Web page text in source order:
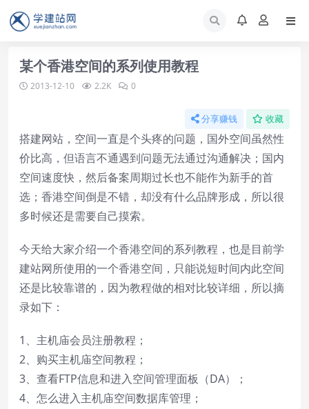
某个香港空间的系列使用教程
2013-12-10 2.2K 0
分享赚钱 收藏
搭建网站，空间一直是个头疼的问题，国外空间虽然性
价比高，但语言不通遇到问题无法通过沟通解决；国内
空间速度快，然后备案周期过长也不能作为新手的首
选；香港空间倒是不错，却没有什么品牌形成，所以很
多时候还是需要自己摸索。
今天给大家介绍一个香港空间的系列教程，也是目前学
建站网所使用的一个香港空间，只能说短时间内此空间
还是比较靠谱的，因为教程做的相对比较详细，所以摘
录如下：
1、 主机庙会员注册教程 ；
2、 购买主机庙空间教程 ；
3、 查看FTP信息和进入空间管理面板（DA）
；
4、 怎么进入主机庙空间数据库管理 ；